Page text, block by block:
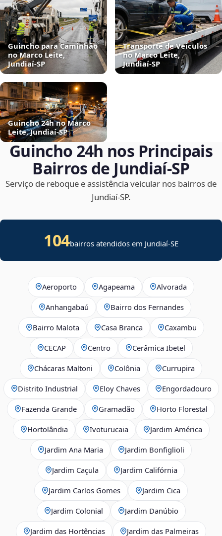
Guincho para Caminhão
no Marco Leite,
Jundiaí‑SP
Transporte de Veículos
no Marco Leite,
Jundiaí‑SP
Guincho 24h no Marco
Leite, Jundiaí‑SP
Guincho 24h nos Principais
Bairros de Jundiaí‑SP
Serviço de reboque e assistência veicular nos bairros de
Jundiaí‑SP.
104bairros atendidos em Jundiaí-SE
Aeroporto Agapeama Alvorada
Anhangabaú Bairro dos Fernandes
Bairro Malota Casa Branca Caxambu
CECAP Centro Cerâmica Ibetel
Chácaras Maltoni Colônia Currupira
Distrito Industrial Eloy Chaves Engordadouro
Fazenda Grande Gramadão Horto Florestal
Hortolândia Ivoturucaia Jardim América
Jardim Ana Maria Jardim Bonfiglioli
Jardim Caçula Jardim Califórnia
Jardim Carlos Gomes Jardim Cica
Jardim Colonial Jardim Danúbio
Jardim das Hortências Jardim das Palmeiras